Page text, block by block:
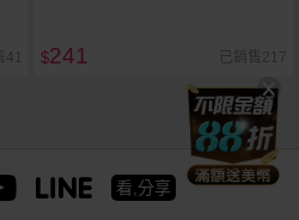
41 $241 已銷售217
看,分享